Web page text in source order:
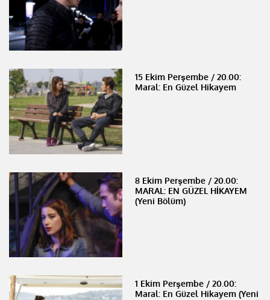
15 Ekim Perşembe / 20.00:
Maral: En Güzel Hikayem
8 Ekim Perşembe / 20.00:
MARAL: EN GÜZEL HİKAYEM
(Yeni Bölüm)
1 Ekim Perşembe / 20.00:
Maral: En Güzel Hikayem (Yeni